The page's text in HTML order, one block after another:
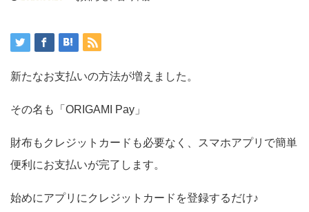
新たなお支払いの方法が増えました。
その名も「ORIGAMI Pay」
財布もクレジットカードも必要なく、スマホアプリで簡単
便利にお支払いが完了します。
始めにアプリにクレジットカードを登録するだけ♪